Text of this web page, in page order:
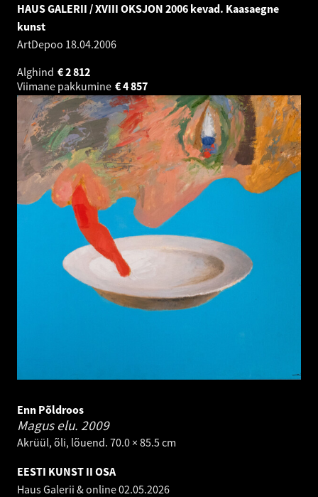
HAUS GALERII / XVIII OKSJON 2006 kevad. Kaasaegne
kunst
ArtDepoo 18.04.2006
Alghind
2 812
€
Viimane pakkumine
4 857
€
Enn Põldroos
Magus elu. 2009
Akrüül, õli, lõuend. 70.0 × 85.5 cm
EESTI KUNST II OSA
Haus Galerii & online02.05.2026